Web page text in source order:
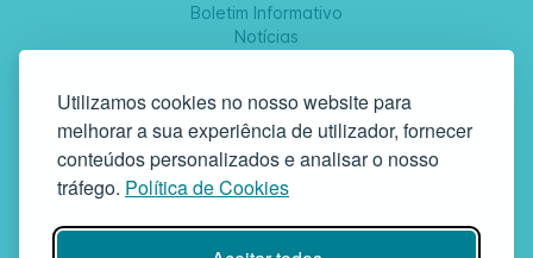
Utilizamos cookies no nosso website para
melhorar a sua experiência de utilizador, fornecer
conteúdos personalizados e analisar o nosso
tráfego. Política de Cookies
Boletim Informativo
Notícias
SIGA-NOS
GAF | Gabinete de Atendimento à Família